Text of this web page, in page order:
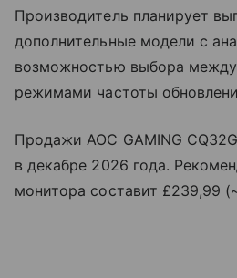
Производитель планирует
дополнительные модели с
возможностью выбора
режимами частоты
Продажи AOC GAMING
в декабре 2026 года.
монитора составит £239,99